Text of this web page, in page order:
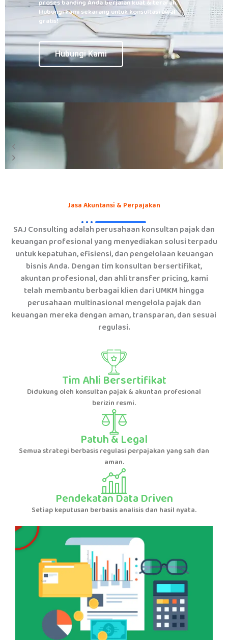
proses banding Anda berjalan kuat & terarah.
Hubungi kami sekarang untuk konsultasi awal
gratis!
Hubungi Kami
Jasa Akuntansi & Perpajakan
SAJ Consulting adalah perusahaan konsultan pajak dan
keuangan profesional yang menyediakan solusi terpadu
untuk kepatuhan, efisiensi, dan pengelolaan keuangan
bisnis Anda. Dengan tim konsultan bersertifikat,
akuntan profesional, dan ahli transfer pricing, kami
telah membantu berbagai klien dari UMKM hingga
perusahaan multinasional mengelola pajak dan
keuangan mereka dengan aman, transparan, dan sesuai
regulasi.
Tim Ahli Bersertifikat
Didukung oleh konsultan pajak & akuntan profesional
berizin resmi.
Patuh & Legal
Semua strategi berbasis regulasi perpajakan yang sah dan
aman.
Pendekatan Data Driven
Setiap keputusan berbasis analisis dan hasil nyata.
Play